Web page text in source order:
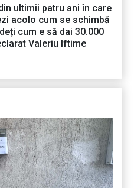
ultimii patru ani în care
acolo cum se schimbă
cum e să dai 30.000
Valeriu Iftime